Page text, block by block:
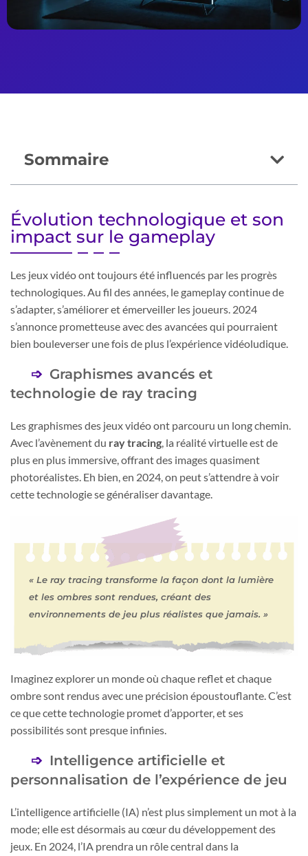
Sommaire
Évolution technologique et son
impact sur le gameplay
Les jeux vidéo ont toujours été influencés par les progrès
technologiques. Au fil des années, le gameplay continue de
s’adapter, s’améliorer et émerveiller les joueurs. 2024
s’annonce prometteuse avec des avancées qui pourraient
bien bouleverser une fois de plus l’expérience vidéoludique.
Graphismes avancés et
technologie de ray tracing
Les graphismes des jeux vidéo ont parcouru un long chemin.
Avec l’avènement du ray tracing, la réalité virtuelle est de
plus en plus immersive, offrant des images quasiment
photoréalistes. Eh bien, en 2024, on peut s’attendre à voir
cette technologie se généraliser davantage.
« Le ray tracing transforme la façon dont la lumière
et les ombres sont rendues, créant des
environnements de jeu plus réalistes que jamais. »
Imaginez explorer un monde où chaque reflet et chaque
ombre sont rendus avec une précision époustouflante. C’est
ce que cette technologie promet d’apporter, et ses
possibilités sont presque infinies.
Intelligence artificielle et
personnalisation de l’expérience de jeu
L’intelligence artificielle (IA) n’est plus simplement un mot à la
mode; elle est désormais au cœur du développement des
jeux. En 2024, l’IA prendra un rôle central dans la